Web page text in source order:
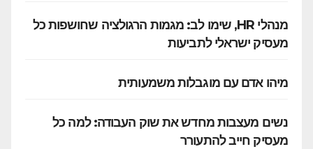
מנהלי HR, שימו לב: מגמות הרגולציה שחושפות כל
מעסיק ישראלי לתביעות
מיהו אדם עם מוגבלות משמעותית
נשים מעצבות מחדש את שוק העבודה: למה כל
מעסיק חייב להתעורר